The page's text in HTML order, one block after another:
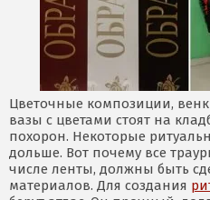
Цветочные композиции,
вазы с цветами стоят на
похорон. Некоторые
дольше. Вот почему все
числе ленты, должны быть
материалов. Для создания